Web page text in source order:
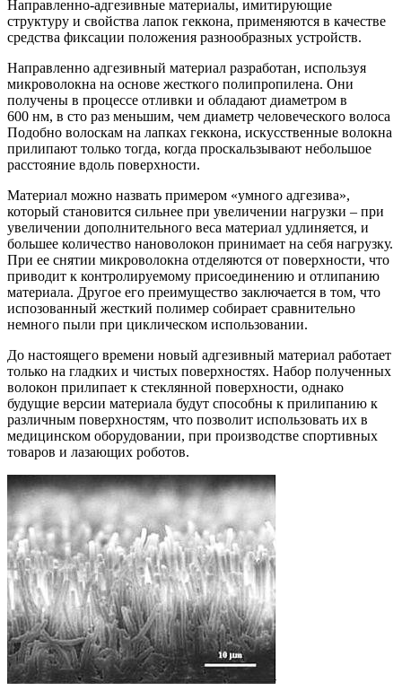
Направленно-адгезивные материалы, имитирующие
структуру и свойства лапок геккона, применяются в качестве
средства фиксации положения разнообразных устройств.
Направленно адгезивный материал разработан, используя
микроволокна на основе жесткого полипропилена. Они
получены в процессе отливки и обладают диаметром в
600 нм, в сто раз меньшим, чем диаметр человеческого волоса
Подобно волоскам на лапках геккона, искусственные волокна
прилипают только тогда, когда проскальзывают небольшое
расстояние вдоль поверхности.
Материал можно назвать примером «умного адгезива»,
который становится сильнее при увеличении нагрузки – при
увеличении дополнительного веса материал удлиняется, и
большее количество нановолокон принимает на себя нагрузку.
При ее снятии микроволокна отделяются от поверхности, что
приводит к контролируемому присоединению и отлипанию
материала. Другое его преимущество заключается в том, что
испозованный жесткий полимер собирает сравнительно
немного пыли при циклическом использовании.
До настоящего времени новый адгезивный материал работает
только на гладких и чистых поверхностях. Набор полученных
волокон прилипает к стеклянной поверхности, однако
будущие версии материала будут способны к прилипанию к
различным поверхностям, что позволит использовать их в
медицинском оборудовании, при производстве спортивных
товаров и лазающих роботов.